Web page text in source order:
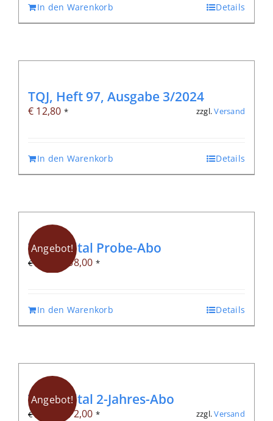
In den Warenkorb Details
TQJ, Heft 97, Ausgabe 3/2024
€ 12,80 * zzgl.Versand
In den Warenkorb Details
Angebot!
TQJ-Digital Probe-Abo
€42,00
Ursprünglicher
€ 42,00
38,00Aktueller
€ 38,00.
*
In den Warenkorb Details
Angebot!
TQJ-Digital 2-Jahres-Abo
€84,00
Ursprünglicher
72,00Aktueller
* zzgl.Versand